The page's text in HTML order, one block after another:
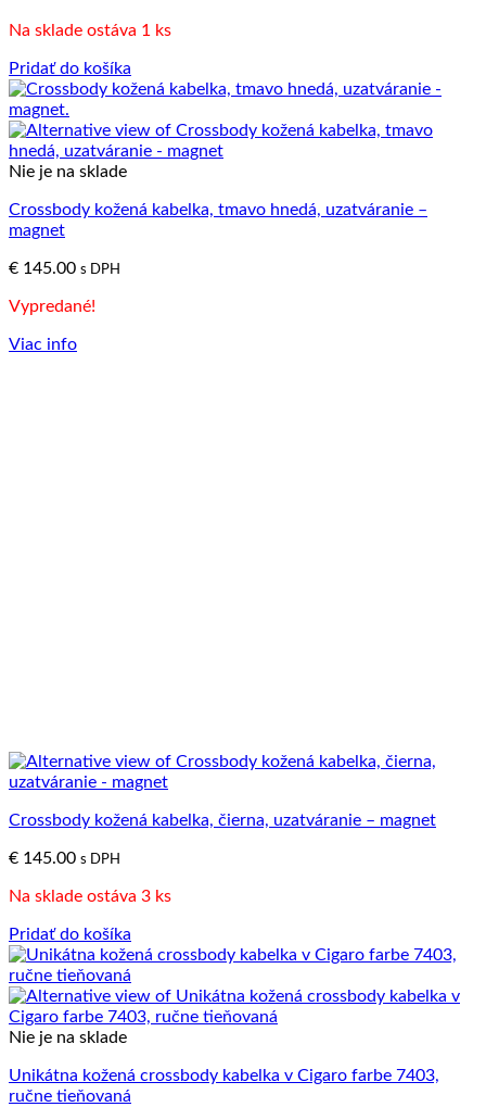
Na sklade ostáva 1 ks
Pridať do košíka
Nie je na sklade
Crossbody kožená kabelka, tmavo hnedá, uzatváranie –
magnet
€ 145.00 s DPH
Vypredané!
Viac info
Crossbody kožená kabelka, čierna, uzatváranie – magnet
€ 145.00 s DPH
Na sklade ostáva 3 ks
Pridať do košíka
Nie je na sklade
Unikátna kožená crossbody kabelka v Cigaro farbe 7403,
ručne tieňovaná